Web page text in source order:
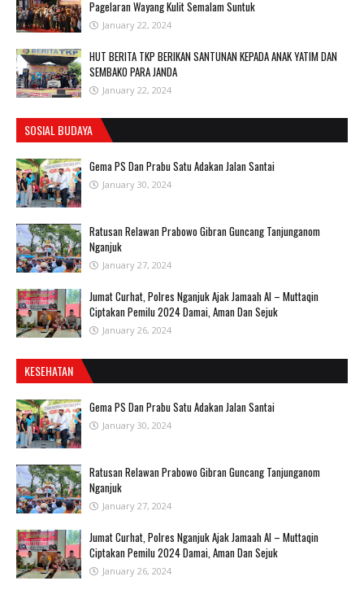
Pagelaran Wayang Kulit Semalam Suntuk
January 22, 2024
HUT BERITA TKP BERIKAN SANTUNAN KEPADA ANAK YATIM DAN
SEMBAKO PARA JANDA
January 22, 2024
SOSIAL BUDAYA
Gema PS Dan Prabu Satu Adakan Jalan Santai
January 30, 2024
Ratusan Relawan Prabowo Gibran Guncang Tanjunganom
Nganjuk
January 27, 2024
Jumat Curhat, Polres Nganjuk Ajak Jamaah Al – Muttaqin
Ciptakan Pemilu 2024 Damai, Aman Dan Sejuk
January 26, 2024
KESEHATAN
Gema PS Dan Prabu Satu Adakan Jalan Santai
January 30, 2024
Ratusan Relawan Prabowo Gibran Guncang Tanjunganom
Nganjuk
January 27, 2024
Jumat Curhat, Polres Nganjuk Ajak Jamaah Al – Muttaqin
Ciptakan Pemilu 2024 Damai, Aman Dan Sejuk
January 26, 2024